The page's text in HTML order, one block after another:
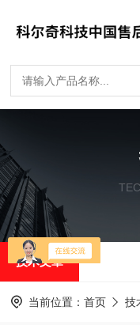
技术文章
当前位置： 首页 技